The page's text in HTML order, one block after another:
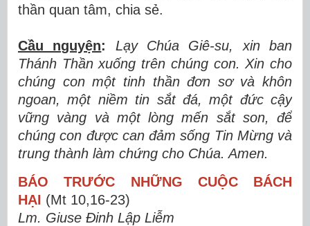
thần quan tâm, chia sẻ.
Cầu nguyện:
Lạy Chúa Giê-su, xin ban
Thánh Thần xuống trên chúng con. Xin cho
chúng con một tinh thần đơn sơ và khôn
ngoan, một niềm tin sắt đá, một đức cậy
vững vàng và một lòng mến sắt son, để
chúng con được can đảm sống Tin Mừng và
trung thành làm chứng cho Chúa. Amen.
BÁO TRƯỚC NHỮNG CUỘC BÁCH
HẠI (Mt 10,16-23)
Lm. Giuse Đinh Lập Liễm